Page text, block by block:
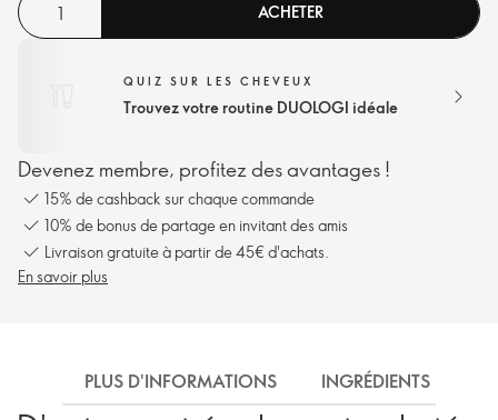
ACHETER
QUIZ SUR LES CHEVEUX
Trouvez votre routine DUOLOGI idéale
Devenez membre, profitez des avantages !
15% de cashback sur chaque commande
10% de bonus de partage en invitant des amis
Livraison gratuite à partir de 45€ d'achats.
En savoir plus
PLUS D'INFORMATIONS INGRÉDIENTS